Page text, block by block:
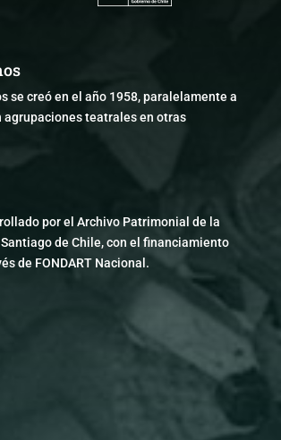
se creó en el año 1958, paralelamente a
agrupaciones teatrales en otras
por el Archivo Patrimonial de la
de Chile, con el financiamiento
de FONDART Nacional.